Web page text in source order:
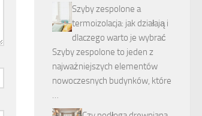
Szyby zespolone a
termoizolacja: jak działają i
dlaczego warto je wybrać
Szyby zespolone to jeden z
najważniejszych elementów
nowoczesnych budynków, które
…